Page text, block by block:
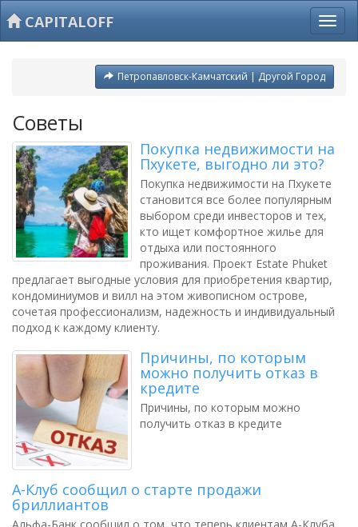
CAPITALOFF
Петропавловск-Камчатский | Другой Город
Советы
Покупка недвижимости на
Пхукете, выгодно ли это?
Покупка недвижимости на Пхукете
становится все более популярным
выбором среди инвесторов и тех,
кто ищет комфортное жилье для
отдыха или постоянного
проживания. Проект Estate Phuket
предлагает выгодные условия для приобретения квартир,
кондоминиумов и вилл на этом живописном острове,
сочетая профессионализм, надежность и индивидуальный
подход к каждому клиенту.
Причины, по которым
можно получить отказ в
кредите
Причины, по которым можно
получить отказ в кредите
А-Клуб сообщил о старте продажи
бриллиантов